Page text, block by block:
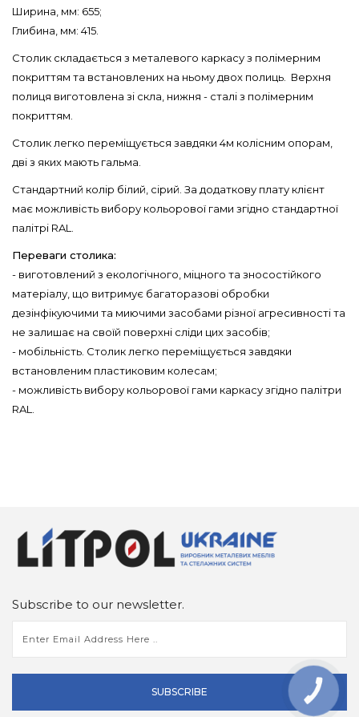
Ширина, мм: 655;
Глибина, мм: 415.
Столик складається з металевого каркасу з полімерним
покриттям та встановлених на ньому двох полиць. Верхня
полиця виготовлена ​​зі скла, нижня - сталі з полімерним
покриттям.
Столик легко переміщується завдяки 4м колісним опорам,
дві з яких мають гальма.
Стандартний колір білий, сірий. За додаткову плату клієнт
має можливість вибору кольорової гами згідно стандартної
палітрі RAL.
Переваги столика:
- виготовлений з екологічного, міцного та зносостійкого
матеріалу, що витримує багаторазові обробки
дезінфікуючими та миючими засобами різної агресивності та
не залишає на своїй поверхні сліди цих засобів;
- мобільність. Столик легко переміщується завдяки
встановленим пластиковим колесам;
- можливість вибору кольорової гами каркасу згідно палітри
RAL.
Subscribe to our newsletter.
SUBSCRIBE
КНОПКА
ЗВ'ЯЗКУ